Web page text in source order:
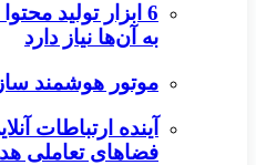
6 ابزار تولید
به آن‌ها نیاز دارد
موتور هوشمند
آینده ارتباطات
فضاهای تعاملی